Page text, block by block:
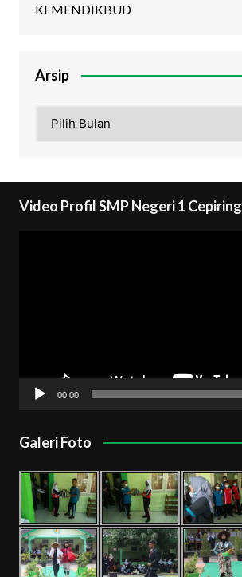
KEMENDIKBUD
Arsip
Video Profil SMP Negeri 1 Cepiring
00:00
Galeri Foto